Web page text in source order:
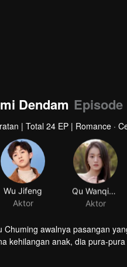
Dendam Episode
| Total 24 EP | Romance ·
Wu Jifeng
Aktor
Qu Wanqiong
Aktor
Chuming awalnya pasangan
kehilangan anak, dia pura-
mengumpulkan bukti dan